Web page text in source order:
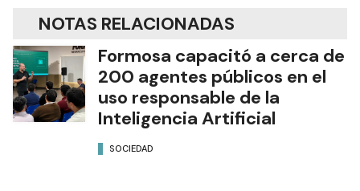
NOTAS RELACIONADAS
Formosa capacitó a cerca de
200 agentes públicos en el
uso responsable de la
Inteligencia Artificial
SOCIEDAD